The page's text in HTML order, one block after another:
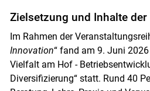
Zielsetzung und Inhalte
Im Rahmen der
Innovation“ fand am 9. Juni
Vielfalt am Hof -
Diversifizierung“ statt. Rund 40